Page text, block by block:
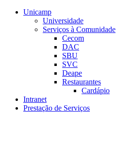
Conteúdo principal
Unicamp
Universidade
Serviços à Comunidade
Cecom
DAC
SBU
SVC
Deape
Restaurantes
Cardápio
Intranet
Prestação de Serviços